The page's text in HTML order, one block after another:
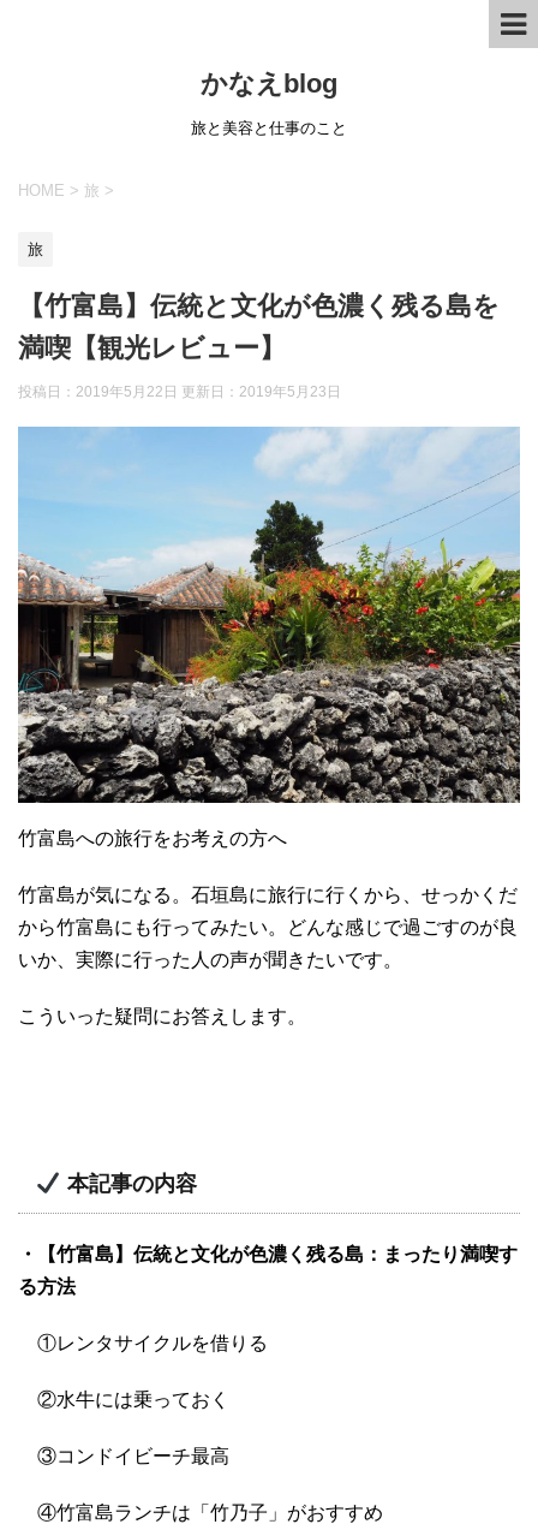
かなえblog
旅と美容と仕事のこと
HOME > 旅 >
旅
【竹富島】伝統と文化が色濃く残る島を
満喫【観光レビュー】
投稿日：2019年5月22日 更新日： 2019年5月23日
竹富島への旅行をお考えの方へ
竹富島が気になる。石垣島に旅行に行くから、せっかくだ
から竹富島にも行ってみたい。どんな感じで過ごすのが良
いか、実際に行った人の声が聞きたいです。
こういった疑問にお答えします。
本記事の内容
・【竹富島】伝統と文化が色濃く残る島：まったり満喫す
る方法
①レンタサイクルを借りる
②水牛には乗っておく
③コンドイビーチ最高
④竹富島ランチは「竹乃子」がおすすめ